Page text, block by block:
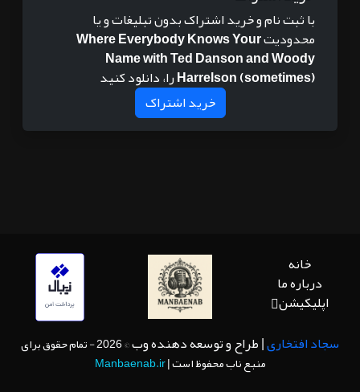
با ثبت نام و خرید اشتراک بدون تبلیغات و یا
محدودیتWhere Everybody Knows Your
Name with Ted Danson and Woody
Harrelson (sometimes)را، دانلود کنید
خرید اشتراک
خانه
درباره ما
اپلیکیشن
سجاد افتخاری| طراح و توسعه دهنده وب
© 2026 - تمام حقوق برای
منبع ناب محفوظ است |Manbaenab.ir